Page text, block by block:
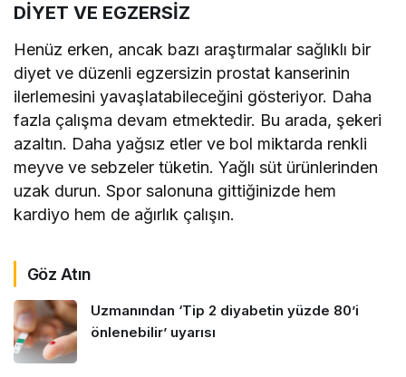
DİYET VE EGZERSİZ
Henüz erken, ancak bazı araştırmalar sağlıklı bir
diyet ve düzenli egzersizin prostat kanserinin
ilerlemesini yavaşlatabileceğini gösteriyor. Daha
fazla çalışma devam etmektedir. Bu arada, şekeri
azaltın. Daha yağsız etler ve bol miktarda renkli
meyve ve sebzeler tüketin. Yağlı süt ürünlerinden
uzak durun. Spor salonuna gittiğinizde hem
kardiyo hem de ağırlık çalışın.
Göz Atın
Uzmanından ‘Tip 2 diyabetin yüzde 80’i
önlenebilir’ uyarısı